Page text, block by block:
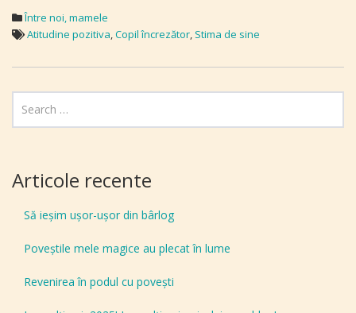
Între noi, mamele
Atitudine pozitiva,Copil încrezător, Stima de sine
Articole recente
Să ieșim ușor-ușor din bârlog
Poveștile mele magice au plecat în lume
Revenirea în podul cu povești